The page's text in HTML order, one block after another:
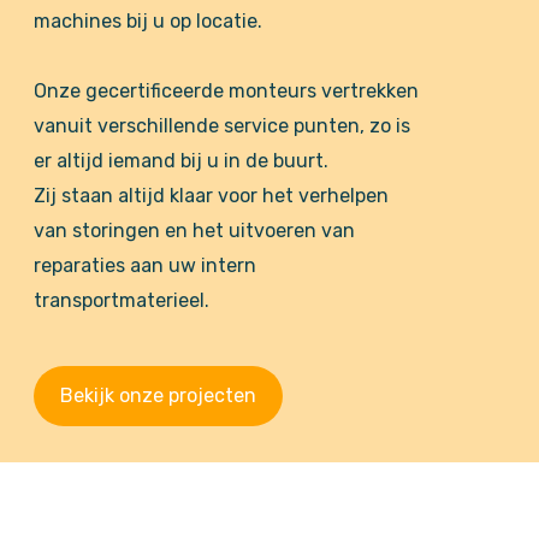
machines bij u op locatie.
Onze gecertificeerde monteurs vertrekken
vanuit verschillende service punten, zo is
er altijd iemand bij u in de buurt.
Zij staan altijd klaar voor het verhelpen
van storingen en het uitvoeren van
reparaties aan uw intern
transportmaterieel.
Bekijk onze projecten